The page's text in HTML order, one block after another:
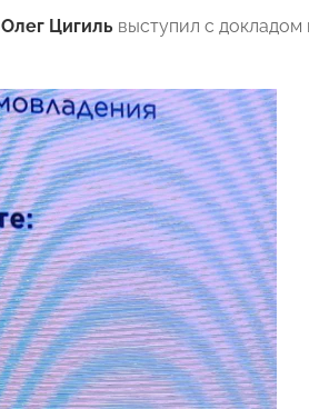
Олег Цигиль выступил с докладом